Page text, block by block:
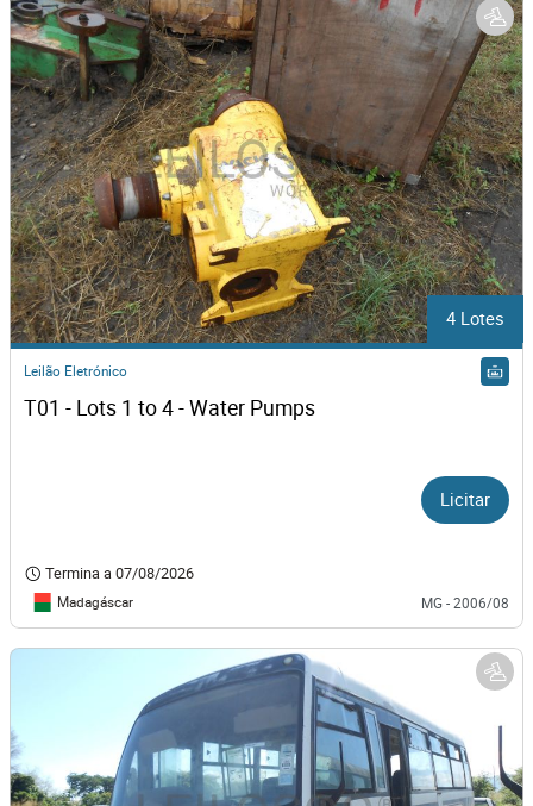
4 Lotes
Leilão Eletrónico
T01 - Lots 1 to 4 - Water Pumps
Licitar
Termina a07/08/2026
Madagáscar MG - 2006/08